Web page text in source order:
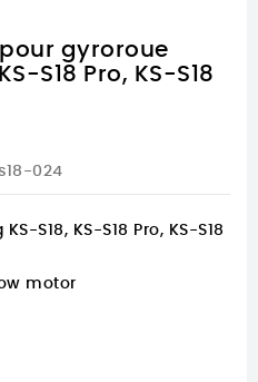
gyroroue
S18 Pro, KS-S18
024
S18, KS-S18 Pro, KS-S18
motor